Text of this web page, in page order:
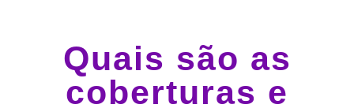
Quais são as
coberturas e